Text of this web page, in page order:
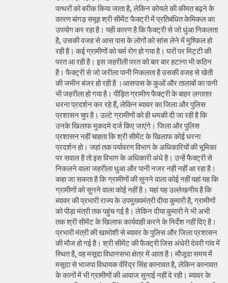
पत्थरों को बरीक किया जाता है, लेकिन कोयले की कीमत बढ़ने के
कारण बांगड़ समूह श्री सीमेंट फैक्ट्री में प्रतिबंधित केमिकल का
उपयोग कर रहा है। यही कारण है कि फैक्ट्री से जो धुंआ निकलता
है, उसकी वजह से आस पास के लोगों को सांस लेने में मुश्किल हो
रही है। कई ग्रामीणों को चर्म रोग हो गया है। घरों पर मिट्टी की
परत आ रही है। इस जहरीली परत को बार बार हटाना भी कठिन
है। फैक्ट्री से जो जरीला पानी निकलता है उसकी वजह से खेती
की जमीन बंजर हो रही है ।आसपास के कुओं और तालाबों का पानी
भी जहरीला हो गया है। पीड़ित ग्रामीण फैक्ट्री के बाहर लगातार
धरना प्रदर्शन कर रहे हैं, लेकिन ब्यावर का जिला और पुलिस
प्रशासन चुप है। उल्टे ग्रामीणों को ही धमकी दी जा रही है कि
उनके खिलाफ मुकदमे दर्ज किए जाएंगे। जिला और पुलिस
प्रशासन नहीं चाहता कि श्री सीमेंट के खिलाफ कोई धरना
प्रदर्शन हो। जहां तक पर्यावरण विभाग के अधिकारियों की भूमिका
पर सवाल है तो इस विभाग के अधिकारी अंधे है। उन्हें फैक्ट्री से
निकलने वाला जहरीला धुआ और पानी नजर नही नहीं आ रहा है।
कहा जा सकता है कि ग्रामीणों की सुनने वाला कोई नहीं यहां यह कि
ग्रामीणों को सुनने वाला कोई नहीं है। यहां यह उल्लेखनीय है कि
ब्यावर की प्रभारी राज्य के उपमुख्यमंत्री दीया कुमारी है, ग्रामीणों
को पीड़ा मंत्री तक पहुंच गई है। लेकिन दीया कुमारी ने भी अभी
तक श्री सीमेंट के खिलाफ कार्यवाही करने के निर्देश नहीं दिए है।
प्रभारी मंत्री की खामोशी से ब्यावर के पुलिस और जिला प्रशासन
की मौज हो गई है। श्री सीमेंट की फैक्ट्री जिस अंधेरी देवरी गांव में
स्थित है, वह मसूदा विधानसभा क्षेत्र में आता है। मौजूदा समय में
मसूदा से भाजपा विधायक वीरेंद्र सिंह कानावत है, लेकिन कानावत
के कानों में भी ग्रामीणों की आवाज सुनाई नहीं दे रही। ब्यावर के